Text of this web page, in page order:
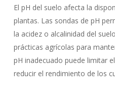
El pH del suelo afecta la
plantas. Las sondas de pH
la acidez o alcalinidad del
prácticas agrícolas para
pH inadecuado puede limitar
reducir el rendimiento de los